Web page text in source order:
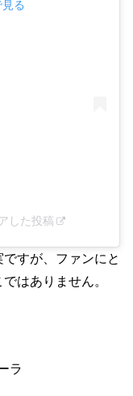
る
した投稿
すが、ファンにと
はありません。
ラ